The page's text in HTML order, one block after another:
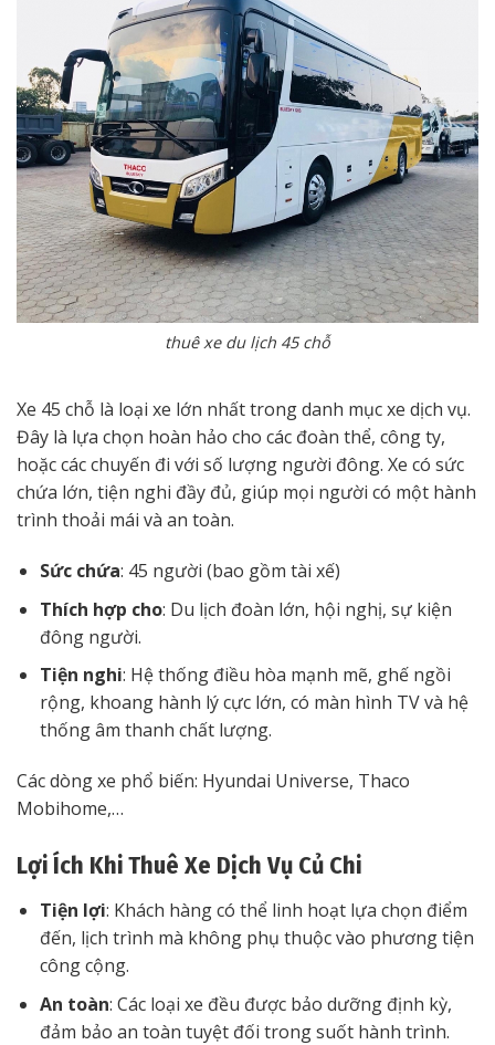
thuê xe du lịch 45 chỗ
Xe 45 chỗ là loại xe lớn nhất trong danh mục xe dịch vụ.
Đây là lựa chọn hoàn hảo cho các đoàn thể, công ty,
hoặc các chuyến đi với số lượng người đông. Xe có sức
chứa lớn, tiện nghi đầy đủ, giúp mọi người có một hành
trình thoải mái và an toàn.
Sức chứa: 45 người (bao gồm tài xế)
Thích hợp cho: Du lịch đoàn lớn, hội nghị, sự kiện
đông người.
Tiện nghi: Hệ thống điều hòa mạnh mẽ, ghế ngồi
rộng, khoang hành lý cực lớn, có màn hình TV và hệ
thống âm thanh chất lượng.
Các dòng xe phổ biến: Hyundai Universe, Thaco
Mobihome,…
Lợi Ích Khi Thuê Xe Dịch Vụ Củ Chi
Tiện lợi: Khách hàng có thể linh hoạt lựa chọn điểm
đến, lịch trình mà không phụ thuộc vào phương tiện
công cộng.
An toàn: Các loại xe đều được bảo dưỡng định kỳ,
đảm bảo an toàn tuyệt đối trong suốt hành trình.